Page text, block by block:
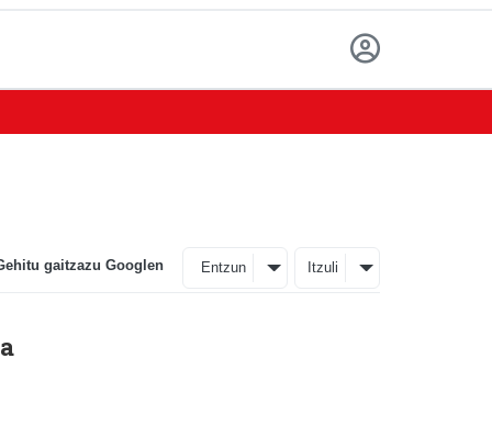
gaitzazu Googlen Entzun Itzuli